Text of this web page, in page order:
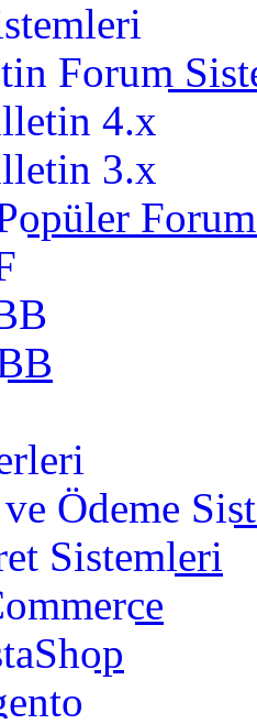
Forum
4.x
3.x
Ödeme
Sistemleri